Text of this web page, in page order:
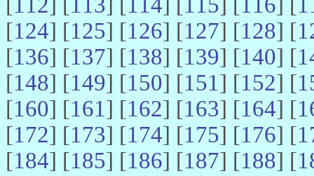
[124] [125] [126] [127] [128] [
[136] [137] [138] [139] [140] [
[148] [149] [150] [151] [152] [
[160] [161] [162] [163] [164] [
[172] [173] [174] [175] [176] [
[184] [185] [186] [187] [188] [